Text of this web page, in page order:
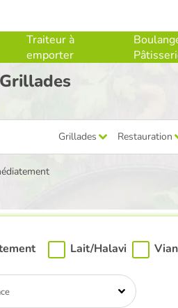
Traiteur à
emporter
Grillades Restauration
Lait/Halavi